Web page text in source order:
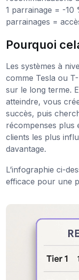
1 parrainage = -10
parrainages =
Pourquoi
Les systèmes à
comme Tesla ou
sur le long terme.
atteindre, vous
succès, puis
récompenses plus
clients les plus
davantage.
L’infographie ci-
efficace pour une